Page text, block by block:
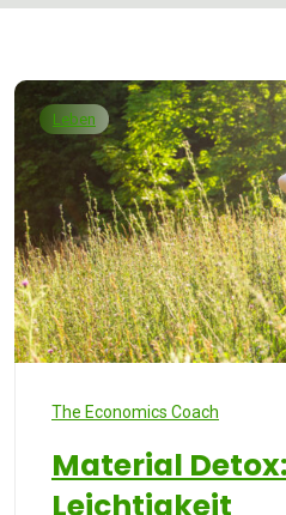
Leben
The Economics Coach
Material
Leichtigkeit